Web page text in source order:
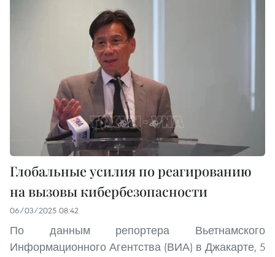
Глобальные усилия по реагированию
на вызовы кибербезопасности
06/03/2025 08:42
По данным репортера Вьетнамского
Информационного Агентства (ВИА) в Джакарте, 5